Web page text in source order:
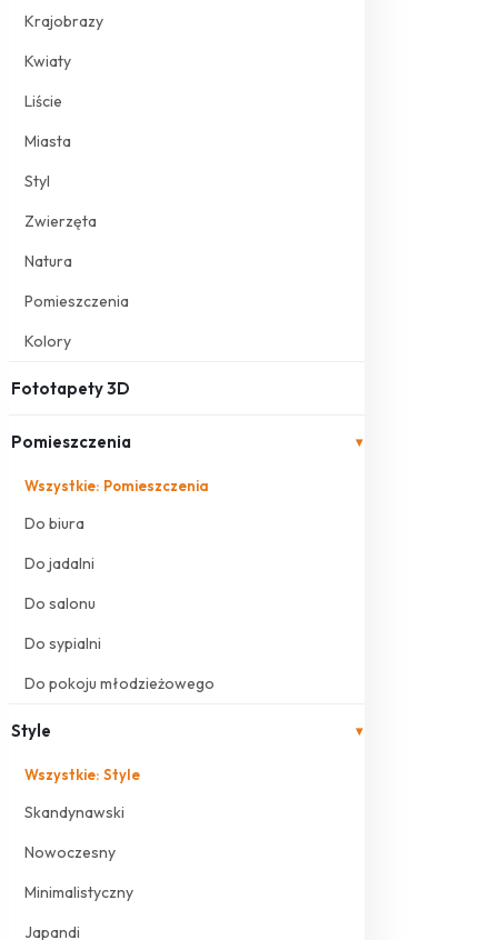
Krajobrazy
Kwiaty
Liście
Miasta
Styl
Zwierzęta
Natura
Pomieszczenia
Kolory
Fototapety 3D
Pomieszczenia ▾
Wszystkie: Pomieszczenia
Do biura
Do jadalni
Do salonu
Do sypialni
Do pokoju młodzieżowego
Style ▾
Wszystkie: Style
Skandynawski
Nowoczesny
Minimalistyczny
Japandi